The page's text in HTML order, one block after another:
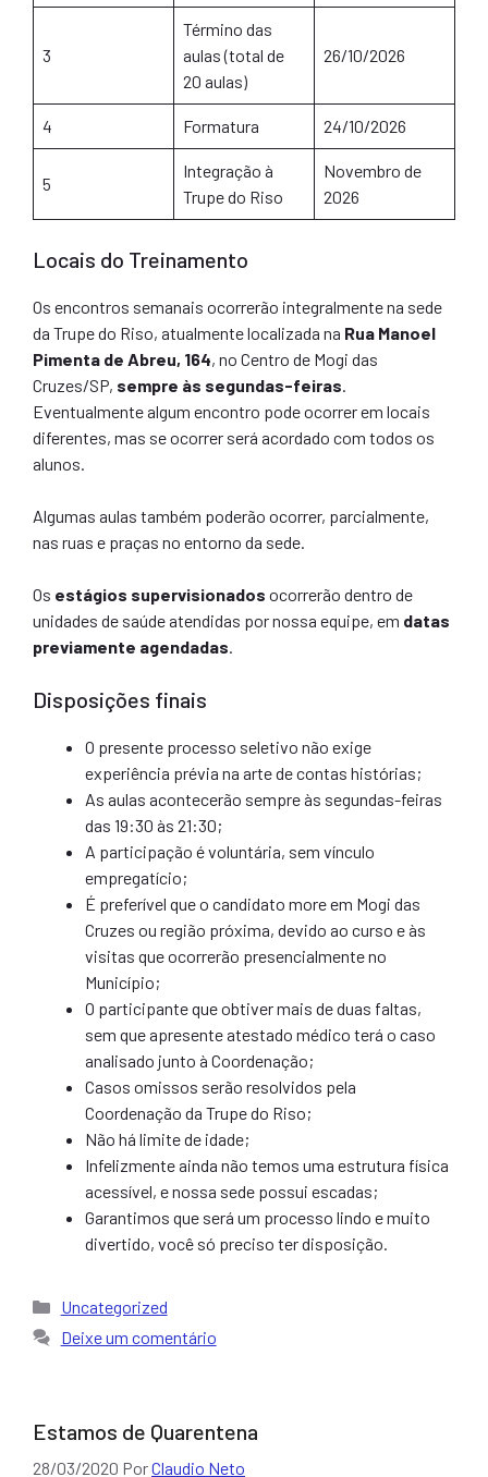
3
Término das
aulas (total de
20 aulas)
26/10/2026
4 Formatura 24/10/2026
5
Integração à
Trupe do Riso
Novembro de
2026
Locais do Treinamento
Os encontros semanais ocorrerão integralmente na sede
da Trupe do Riso, atualmente localizada na Rua Manoel
Pimenta de Abreu, 164, no Centro de Mogi das
Cruzes/SP, sempre às segundas-feiras.
Eventualmente algum encontro pode ocorrer em locais
diferentes, mas se ocorrer será acordado com todos os
alunos.
Algumas aulas também poderão ocorrer, parcialmente,
nas ruas e praças no entorno da sede.
Os estágios supervisionados ocorrerão dentro de
unidades de saúde atendidas por nossa equipe, em datas
previamente agendadas.
Disposições finais
O presente processo seletivo não exige
experiência prévia na arte de contas histórias;
As aulas acontecerão sempre às segundas-feiras
das 19:30 às 21:30;
A participação é voluntária, sem vínculo
empregatício;
É preferível que o candidato more em Mogi das
Cruzes ou região próxima, devido ao curso e às
visitas que ocorrerão presencialmente no
Município;
O participante que obtiver mais de duas faltas,
sem que apresente atestado médico terá o caso
analisado junto à Coordenação;
Casos omissos serão resolvidos pela
Coordenação da Trupe do Riso;
Não há limite de idade;
Infelizmente ainda não temos uma estrutura física
acessível, e nossa sede possui escadas;
Garantimos que será um processo lindo e muito
divertido, você só preciso ter disposição.
Categorias
Uncategorized
Deixe um comentário
Estamos de Quarentena
28/03/2020 PorClaudio Neto